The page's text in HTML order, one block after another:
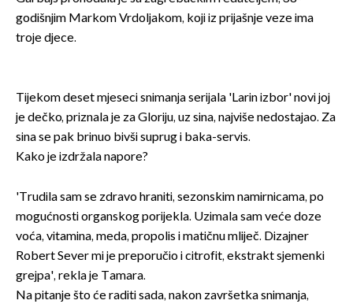
godišnjim Markom Vrdoljakom, koji iz prijašnje veze ima
troje djece.
Tijekom deset mjeseci snimanja serijala 'Larin izbor' novi joj
je dečko, priznala je za Gloriju, uz sina, najviše nedostajao. Za
sina se pak brinuo bivši suprug i baka-servis.
Kako je izdržala napore?
'Trudila sam se zdravo hraniti, sezonskim namirnicama, po
mogućnosti organskog porijekla. Uzimala sam veće doze
voća, vitamina, meda, propolis i matičnu mliječ. Dizajner
Robert Sever mi je preporučio i citrofit, ekstrakt sjemenki
grejpa', rekla je Tamara.
Na pitanje što će raditi sada, nakon završetka snimanja,